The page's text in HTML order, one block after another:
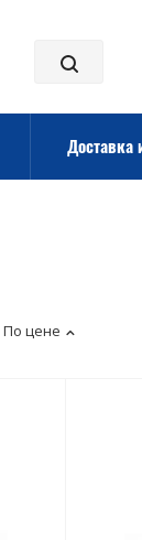
Доставка
По цене